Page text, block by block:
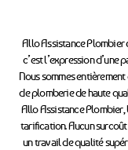
Allo Assistance Plombier
c’est l’expression d’une
Nous sommes
de plomberie de haute
Allo Assistance Plombier,
tarification. Aucun
un travail de qualité